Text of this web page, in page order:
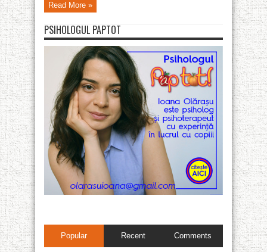
Read More »
PSIHOLOGUL PAPTOT
Popular Recent Comments